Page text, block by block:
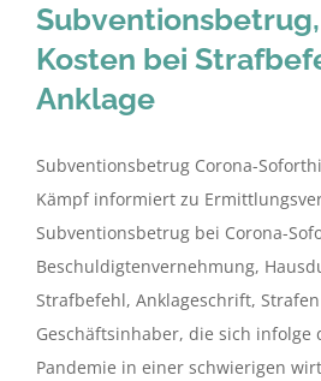
Kosten bei
Anklage
Subventionsbetrug Corona-
Kämpf informiert zu
Subventionsbetrug bei Corona-
Beschuldigtenvernehmung,
Strafbefehl, Anklageschrift,
Geschäftsinhaber, die sich infolge
Pandemie in einer schwierigen